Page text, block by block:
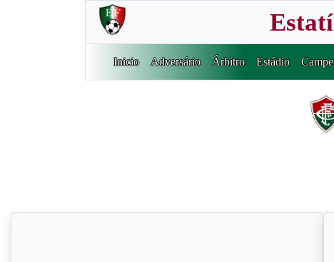
Inicio Adversário Árbitro Estádio